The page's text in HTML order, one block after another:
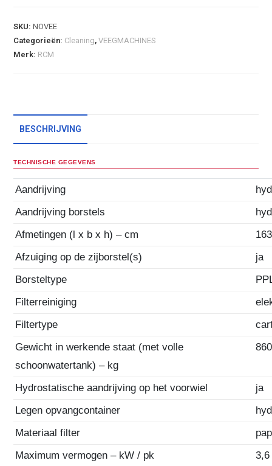
SKU:NOVEE
Categorieën: Cleaning,VEEGMACHINES
Merk: RCM
BESCHRIJVING
TECHNISCHE GEGEVENS
Aandrijving
Aandrijving borstels
Afmetingen (l x b x h) – cm
Afzuiging op de zijborstel(s)
ja
Borsteltype
Filterreiniging
Filtertype
Gewicht in werkende staat (met volle
schoonwatertank) – kg
860
Hydrostatische aandrijving op het voorwiel
ja
Legen opvangcontainer
Materiaal filter
Maximum vermogen – kW / pk